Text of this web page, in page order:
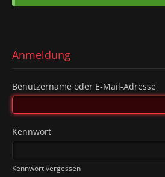
Anmeldung
Benutzername oder E-Mail-Adresse
Kennwort
Kennwort vergessen